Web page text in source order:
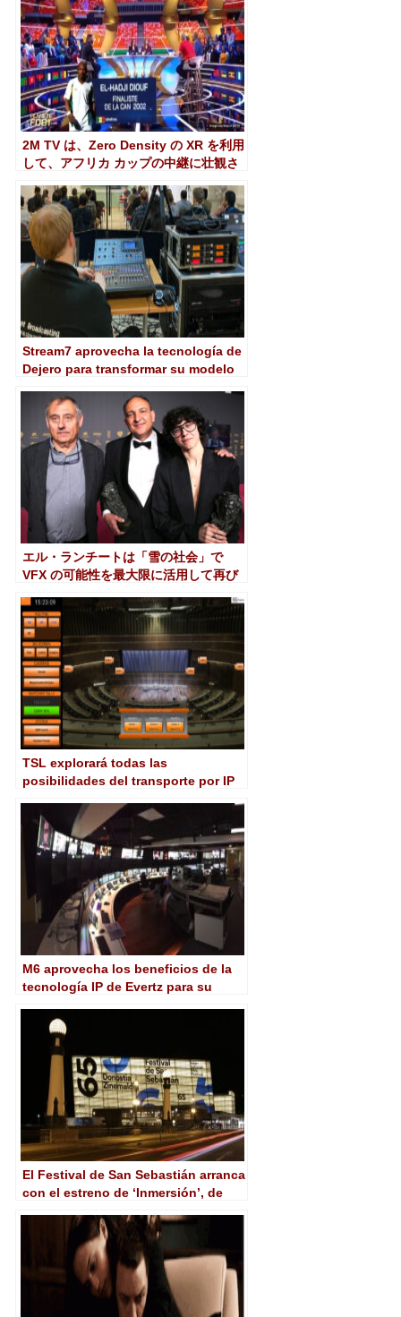
2M TV は、Zero Density の XR を利用
して、アフリカ カップの中継に壮観さ
Stream7 aprovecha la tecnología de
Dejero para transformar su modelo
エル・ランチートは「雪の社会」で
VFX の可能性を最大限に活用して再び
TSL explorará todas las
posibilidades del transporte por IP
M6 aprovecha los beneficios de la
tecnología IP de Evertz para su
El Festival de San Sebastián arranca
con el estreno de ‘Inmersión’, de